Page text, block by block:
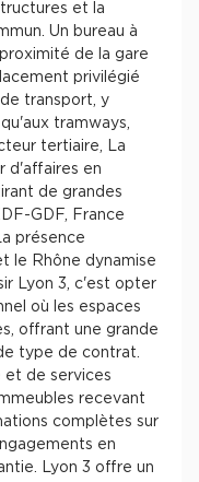
et la
Un bureau à
de la gare
privilégié
transport, y
tramways,
tertiaire, La
d'affaires en
de grandes
GDF, France
présence
le Rhône dynamise
Lyon 3, c'est opter
où les espaces
offrant une grande
type de contrat.
et de services
recevant
complètes sur
en
Lyon 3 offre un